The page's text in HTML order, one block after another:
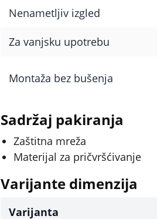
Nenametljiv izgled
Za vanjsku upotrebu
Montaža bez bušenja
Sadržaj pakiranja
Zaštitna mreža
Materijal za pričvršćivanje
Varijante dimenzija
Varijanta